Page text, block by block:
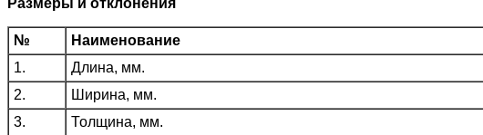
Размеры и отклонения
№ Наименование
1.
Длина, мм.
2.
Ширина, мм.
3.
Толщина, мм.